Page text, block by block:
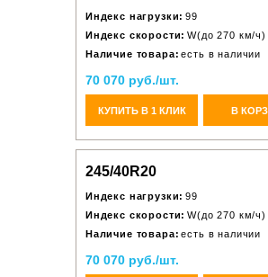
Индекс нагрузки: 99
Индекс скорости: W(до 270 км/ч)
Наличие товара: есть в наличии
70 070 руб./шт.
КУПИТЬ В 1 КЛИК В
245/40R20
Индекс нагрузки: 99
Индекс скорости: W(до 270 км/ч)
Наличие товара: есть в наличии
70 070 руб./шт.